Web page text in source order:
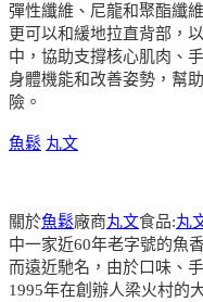
彈性纖維、尼龍和聚酯纖
更可以和緩地拉直背部，
中，協助支撐核心肌肉、
身體機能和改善姿勢，幫
險。
魚鬆 丸文
關於魚鬆廠商丸文食品:丸
中一家近60年老字號的魚
而遠近馳名，由於口味、
1995年在創辦人梁火村的